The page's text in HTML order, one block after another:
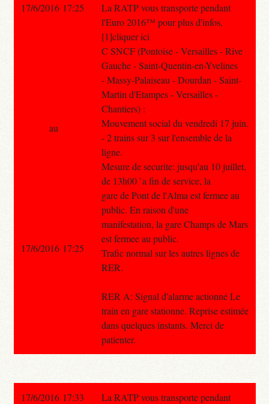
17/6/2016 17:25
La RATP vous transporte pendant
l'Euro 2016™ pour plus d'infos,
[1]cliquer ici
C SNCF (Pontoise - Versailles - Rive
Gauche - Saint-Quentin-en-Yvelines
- Massy-Palaiseau - Dourdan - Saint-
Martin d'Etampes - Versailles -
Chantiers) :
Mouvement social du vendredi 17 juin.
- 2 trains sur 3 sur l'ensemble de la
ligne.
Mesure de securite: jusqu'au 10 juillet,
de 13h00 `a fin de service, la
gare de Pont de l'Alma est fermee au
public. En raison d'une
manifestation, la gare Champs de Mars
est fermee au public.
Trafic normal sur les autres lignes de
RER.
RER A: Signal d'alarme actionné Le
train en gare stationne. Reprise estimée
dans quelques instants. Merci de
patienter.
au
17/6/2016 17:25
17/6/2016 17:33
La RATP vous transporte pendant